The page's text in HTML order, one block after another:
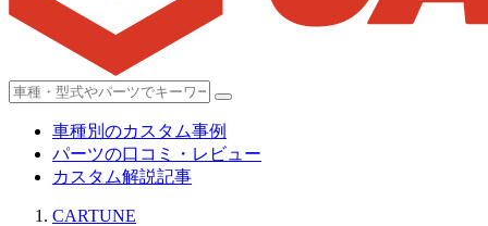
車種別のカスタム事例
パーツの口コミ・レビュー
カスタム解説記事
CARTUNE